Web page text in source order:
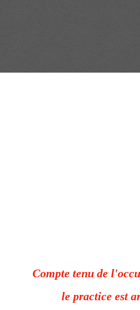
Compte tenu de
le practice est